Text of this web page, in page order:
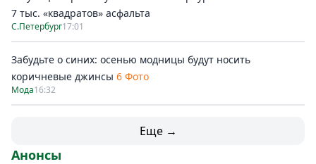
7 тыс. «квадратов» асфальта
С.Петербург17:01
Забудьте о синих: осенью модницы будут носить
коричневые джинсы 6 Фото
Мода16:32
Еще →
Анонсы